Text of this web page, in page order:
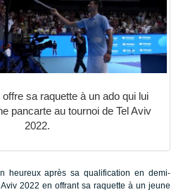
sa raquette à un ado qui lui
pancarte au tournoi de Tel Aviv
2022.
heureux après sa qualification en demi-
2022 en offrant sa raquette à un jeune